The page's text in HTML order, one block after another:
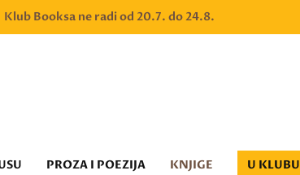
Klub Booksa ne radi od 20.7. do 24.8.
PROZA I POEZIJA KNJIGE U KLUBU